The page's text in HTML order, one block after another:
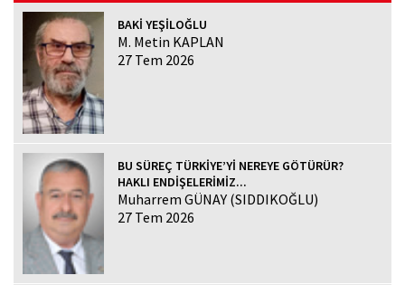
BAKİ YEŞİLOĞLU
M. Metin KAPLAN
27 Tem 2026
BU SÜREÇ TÜRKİYE’Yİ NEREYE GÖTÜRÜR?
HAKLI ENDİŞELERİMİZ...
Muharrem GÜNAY (SIDDIKOĞLU)
27 Tem 2026